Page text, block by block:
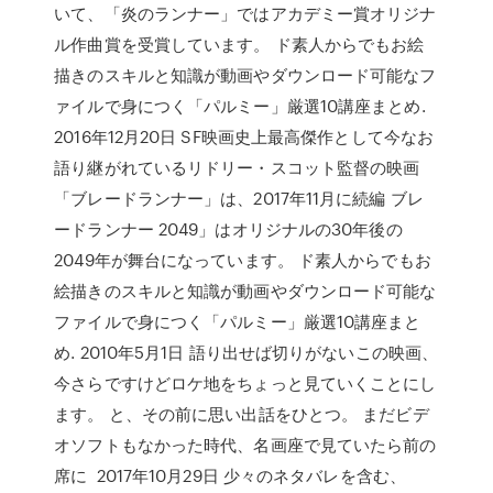
いて、「炎のランナー」ではアカデミー賞オリジナ
ル作曲賞を受賞しています。 ド素人からでもお絵
描きのスキルと知識が動画やダウンロード可能なフ
ァイルで身につく「パルミー」厳選10講座まとめ.
2016年12月20日 SF映画史上最高傑作として今なお
語り継がれているリドリー・スコット監督の映画
「ブレードランナー」は、2017年11月に続編 ブレ
ードランナー 2049」はオリジナルの30年後の
2049年が舞台になっています。 ド素人からでもお
絵描きのスキルと知識が動画やダウンロード可能な
ファイルで身につく「パルミー」厳選10講座まと
め. 2010年5月1日 語り出せば切りがないこの映画、
今さらですけどロケ地をちょっと見ていくことにし
ます。 と、その前に思い出話をひとつ。 まだビデ
オソフトもなかった時代、名画座で見ていたら前の
席に 2017年10月29日 少々のネタバレを含む、